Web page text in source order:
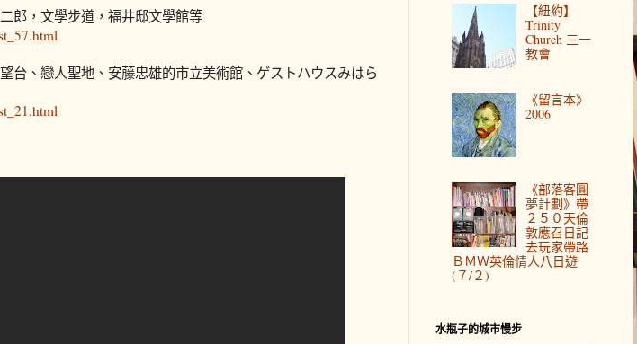
郎，文學步道，福井邸文學館等
台、戀人聖地、安藤忠雄的市立美術館、ゲストハウスみはら
【紐約】
Trinity
Church 三一
教會
《留言本》
2006
《部落客圓
夢計劃》帶
２５０天倫
敦應召日記
去玩家帶路
ＢＭＷ英倫情人八日遊
(７/２)
水瓶子的城市慢步